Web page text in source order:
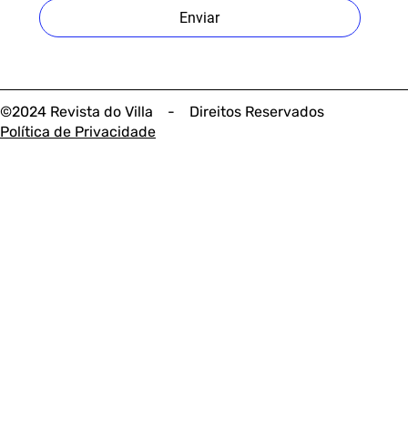
©2024 Revista do Villa - Direitos Reservados
Política de Privacidade
Enviar